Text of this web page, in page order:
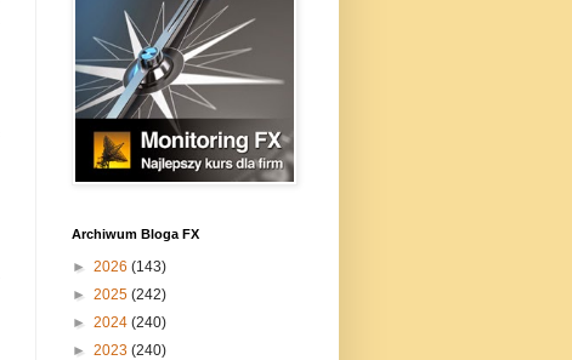
Archiwum Bloga FX
► 2026 (143)
► 2025 (242)
► 2024 (240)
► 2023 (240)